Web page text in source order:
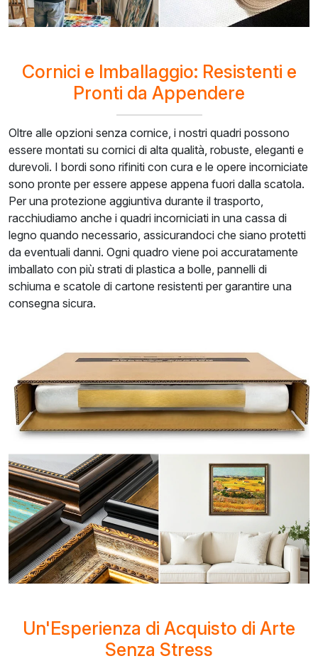
Cornici e Imballaggio: Resistenti e
Pronti da Appendere
Oltre alle opzioni senza cornice, i nostri quadri possono
essere montati su cornici di alta qualità, robuste, eleganti e
durevoli. I bordi sono rifiniti con cura e le opere incorniciate
sono pronte per essere appese appena fuori dalla scatola.
Per una protezione aggiuntiva durante il trasporto,
racchiudiamo anche i quadri incorniciati in una cassa di
legno quando necessario, assicurandoci che siano protetti
da eventuali danni. Ogni quadro viene poi accuratamente
imballato con più strati di plastica a bolle, pannelli di
schiuma e scatole di cartone resistenti per garantire una
consegna sicura.
Un'Esperienza di Acquisto di Arte
Senza Stress